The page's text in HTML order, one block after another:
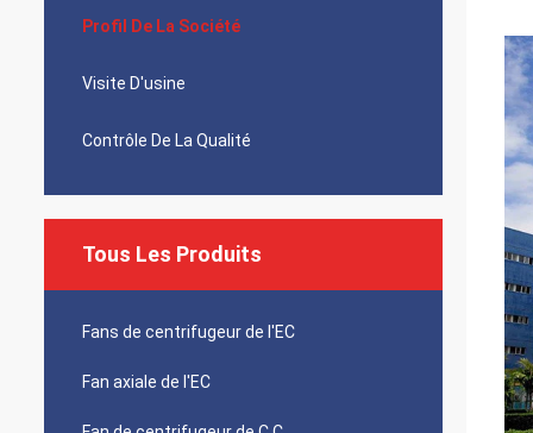
Profil De La Société
Visite D'usine
Contrôle De La Qualité
Tous Les Produits
Fans de centrifugeur de l'EC
Fan axiale de l'EC